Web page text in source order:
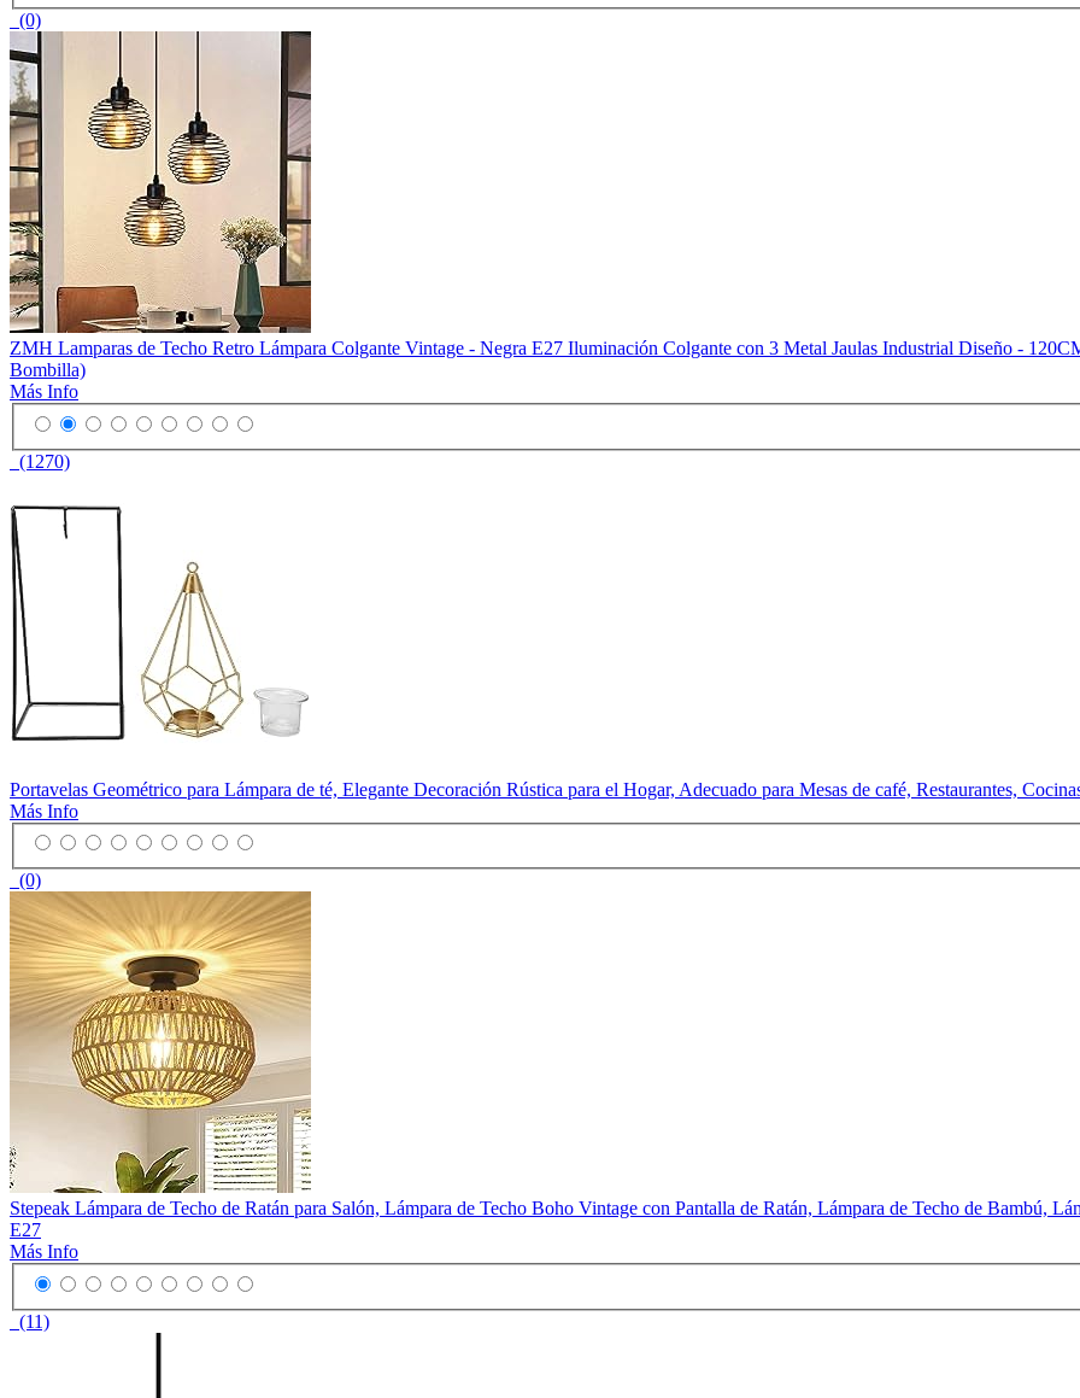
(0)
ZMH Lamparas de Techo Retro Lámpara Colgante Vintage - Negra E27 Iluminación Colgante con 3 Metal Jaulas Industrial Diseño -
Bombilla)
Más Info
(1270)
Portavelas Geométrico para Lámpara de té, Elegante Decoración Rústica para el Hogar, Adecuado para Mesas de café, Restaurantes,
Más Info
(0)
Stepeak Lámpara de Techo de Ratán para Salón, Lámpara de Techo Boho Vintage con Pantalla de Ratán, Lámpara de Techo de Bambú,
E27
Más Info
(11)